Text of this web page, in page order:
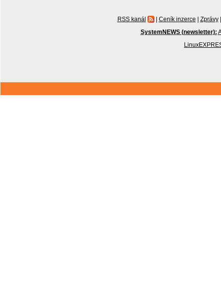
RSS kanál | Ceník inzerce | Zprávy |
SystemNEWS (newsletter):